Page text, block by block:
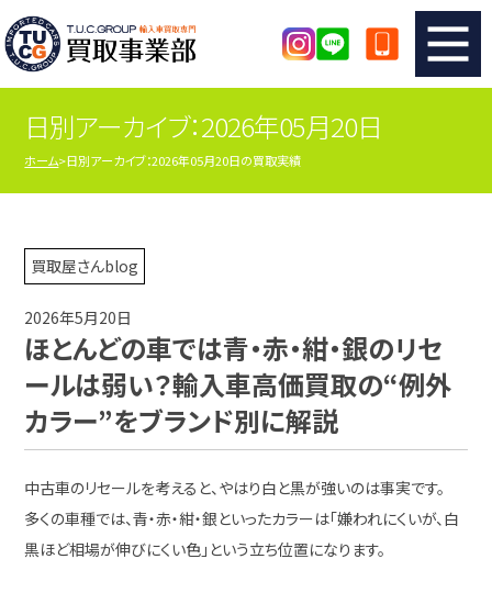
TUCのカンタン査定 買取りの流れ
査定の注意事項 メーカー別査定フォーム
TUCの買取実績
店舗紹介
シリアルナンバーの解説 アクセスマップ
日別アーカイブ：2026年05月20日
ホーム 日別アーカイブ：2026年05月20日の買取実績
買取屋さんblog
2026年5月20日
ほとんどの車では青・赤・紺・銀のリセ
ールは弱い？輸入車高価買取の“例外
カラー”をブランド別に解説
中古車のリセールを考えると、やはり白と黒が強いのは事実です。
多くの車種では、青・赤・紺・銀といったカラーは「嫌われにくいが、白
黒ほど相場が伸びにくい色」という立ち位置になります。